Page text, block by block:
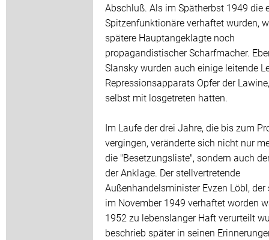
Abschluß. Als im Spätherbst 1949 die
Spitzenfunktionäre verhaftet wurden,
spätere Hauptangeklagte noch
propagandistischer Scharfmacher.
Slansky wurden auch einige leitende
Repressionsapparats Opfer der
selbst mit losgetreten hatten.
Im Laufe der drei Jahre, die bis zum
vergingen, veränderte sich nicht nur
die "Besetzungsliste", sondern auch
der Anklage. Der stellvertretende
Außenhandelsminister Evzen Löbl, der
im November 1949 verhaftet worden
1952 zu lebenslanger Haft verurteilt
beschrieb später in seinen